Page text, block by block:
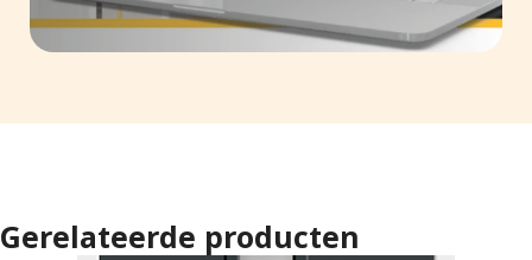
Gerelateerde producten